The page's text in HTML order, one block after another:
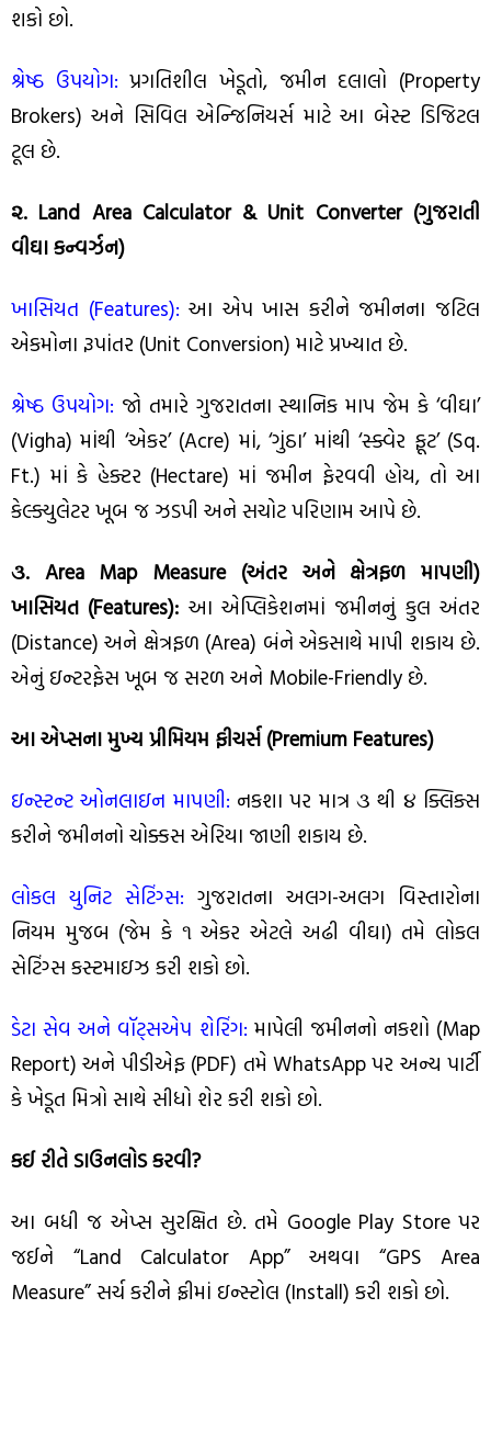
શકો છો.
શ્રેષ્ઠ ઉપયોગ: પ્રગતિશીલ ખેડૂતો, જમીન દલાલો (Property
Brokers) અને સિવિલ એન્જિનિયર્સ માટે આ બેસ્ટ ડિજિટલ
ટૂલ છે.
૨. Land Area Calculator & Unit Converter (ગુજરાતી
વીઘા કન્વર્ઝન)
ખાસિયત (Features): આ એપ ખાસ કરીને જમીનના જટિલ
એકમોના રૂપાંતર (Unit Conversion) માટે પ્રખ્યાત છે.
શ્રેષ્ઠ ઉપયોગ: જો તમારે ગુજરાતના સ્થાનિક માપ જેમ કે ‘વીઘા’
(Vigha) માંથી ‘એકર’ (Acre) માં, ‘ગુંઠા’ માંથી ‘સ્ક્વેર ફૂટ’ (Sq.
Ft.) માં કે હેક્ટર (Hectare) માં જમીન ફેરવવી હોય, તો આ
કેલ્ક્યુલેટર ખૂબ જ ઝડપી અને સચોટ પરિણામ આપે છે.
૩. Area Map Measure (અંતર અને ક્ષેત્રફળ માપણી)
ખાસિયત (Features): આ એપ્લિકેશનમાં જમીનનું કુલ અંતર
(Distance) અને ક્ષેત્રફળ (Area) બંને એકસાથે માપી શકાય છે.
એનું ઇન્ટરફેસ ખૂબ જ સરળ અને Mobile-Friendly છે.
આ એપ્સના મુખ્ય પ્રીમિયમ ફીચર્સ (Premium Features)
ઇન્સ્ટન્ટ ઓનલાઇન માપણી: નકશા પર માત્ર ૩ થી ૪ ક્લિક્સ
કરીને જમીનનો ચોક્કસ એરિયા જાણી શકાય છે.
લોકલ યુનિટ સેટિંગ્સ: ગુજરાતના અલગ-અલગ વિસ્તારોના
નિયમ મુજબ (જેમ કે ૧ એકર એટલે અઢી વીઘા) તમે લોકલ
સેટિંગ્સ કસ્ટમાઇઝ કરી શકો છો.
ડેટા સેવ અને વૉટ્સએપ શેરિંગ: માપેલી જમીનનો નકશો (Map
Report) અને પીડીએફ (PDF) તમે WhatsApp પર અન્ય પાર્ટી
કે ખેડૂત મિત્રો સાથે સીધો શેર કરી શકો છો.
કઈ રીતે ડાઉનલોડ કરવી?
આ બધી જ એપ્સ સુરક્ષિત છે. તમે Google Play Store પર
જઈને “Land Calculator App” અથવા “GPS Area
Measure” સર્ચ કરીને ફ્રીમાં ઇન્સ્ટોલ (Install) કરી શકો છો.